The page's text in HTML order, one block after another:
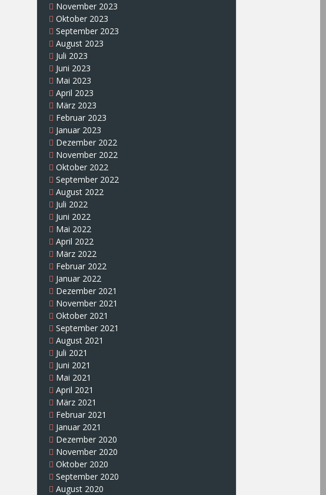
November 2023
Oktober 2023
September 2023
August 2023
Juli 2023
Juni 2023
Mai 2023
April 2023
März 2023
Februar 2023
Januar 2023
Dezember 2022
November 2022
Oktober 2022
September 2022
August 2022
Juli 2022
Juni 2022
Mai 2022
April 2022
März 2022
Februar 2022
Januar 2022
Dezember 2021
November 2021
Oktober 2021
September 2021
August 2021
Juli 2021
Juni 2021
Mai 2021
April 2021
März 2021
Februar 2021
Januar 2021
Dezember 2020
November 2020
Oktober 2020
September 2020
August 2020